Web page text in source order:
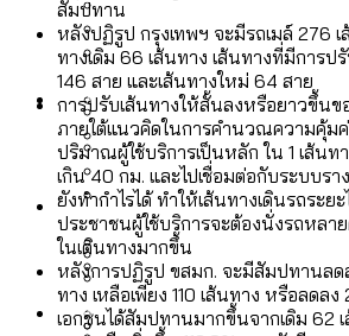
ปัญหาอะไรที่ ส.ก. ต้องท
Vote62 ขอบคุณประชา
สังเกตการณ์การเลือก
เรียนที่เราได้รับจากเลือ
พัทยา
ขยะมูลฝอย 2568 [ข้อมู
ขยะของคน กทม. ที่ยังถู
ฉะเชิงเทรา นครปฐม แล
สำรวจ Hate Speech
วิดีโอ AI ในช่วงความขั
[ข้อมูลดิบ]
ความเกลียดชังที่ขายได้ :
Speech ที่ถูกผลิตซ้ำผ่า
ความขัดแย้งไทย-กัมพูช
งบคาบเกี่ยวในยุคชัชชาติ
ไหน
ค่าฝุ่นในกรุงเทพฯ
ควันบุหรี่ที่เข้าปอด [ข้อ
สำรวจเศรษฐกิจในกรุง
สังคมผู้สูงอายุไทย [ข้อมู
สำรวจสังคมผู้สูงอายุไท
สังคมสูงวัยระดับสุดยอด
ตายมากกว่าเกิด
Database
สังคมผู้สูงอายุไทย [ข้อ
สำรวจเหตุไฟไหม้ในกรุ
Project
Bangkok Index
Bangkok Index 2022
DEMO Thailand
About Us
สัมปทาน
หลังปฏิรูป กรุงเทพฯ จะมีรถเมล์ 276 เ
ทางเดิม 66 เส้นทาง เส้นทางที่มีการป
146 สาย และเส้นทางใหม่ 64 สาย
การปรับเส้นทางให้สั้นลงหรือยาวขึ้น
ภายใต้แนวคิดในการคำนวณความคุ้มค่
ปริมาณผู้ใช้บริการเป็นหลัก ใน 1 เส้นท
เกิน 40 กม. และไปเชื่อมต่อกับระบบร
ยังทำกำไรได้ ทำให้เส้นทางเดินรถระย
ประชาชนผู้ใช้บริการจะต้องนั่งรถหลา
ในเดินทางมากขึ้น
หลังการปฏิรูป ขสมก. จะมีสัมปทานลด
ทาง เหลือเพียง 110 เส้นทาง หรือลดล
เอกชนได้สัมปทานมากขึ้นจากเดิม 62 เ